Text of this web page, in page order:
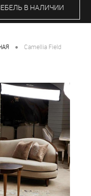
В НАЛИЧИИ
• Camellia Field